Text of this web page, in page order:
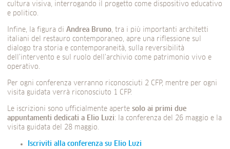
cultura visiva, interrogando il progetto come dispositivo educativo
e politico.
Infine, la figura di Andrea Bruno, tra i più importanti architetti
italiani del restauro contemporaneo, apre una riflessione sul
dialogo tra storia e contemporaneità, sulla reversibilità
dell’intervento e sul ruolo dell’archivio come patrimonio vivo e
operativo.
Per ogni conferenza verranno riconosciuti 2 CFP, mentre per ogni
visita guidata verrà riconosciuto 1 CFP.
Le iscrizioni sono ufficialmente aperte solo ai primi due
appuntamenti dedicati a Elio Luzi: la conferenza del 26 maggio e la
visita guidata del 28 maggio.
Iscriviti alla conferenza su Elio Luzi